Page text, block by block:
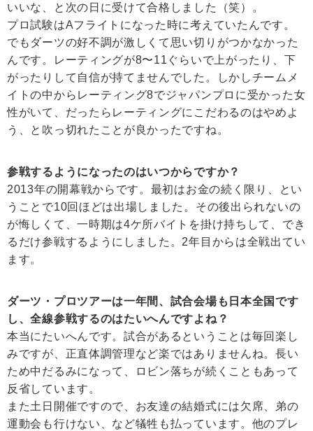
いいな、と次の日に受けて合格しました（笑）。
プロ試験はAフライトになった時に考えていたんです。
でもダーツの好不調が激しくて思い切りがつかなかった
んです。レーティングが8〜11ぐらいで上がったり、下
がったりして自信が持てませんでした。しかしチームメ
イトの中からレーティング8でジャパンプロに受かった女
性がいて、だったらレーティングにこだわるのはやめよ
う、と吹っ切れたことが良かったですね。
参戦するようになったのはいつからですか？
2013年の開幕戦からです。最初はお金の続く限り、とい
うことで10回ほどは出場しました。その後出られないの
が悔しくて、一時期は4ケ所バイトを掛け持ちして、でき
るだけ参戦するようにしました。2年目からは全戦出てい
ます。
ダーツ・プロツアーは一年間、試合会場も日本全国です
し、全線参戦するのはたいへんですよね？
本当にたいへんです。試合があるということは毎回楽し
みですが、正直体調管理など楽ではありませんね。長い
ため中だるみになって、ロビン落ちが続くこともあって
反省しています。
また土日開催ですので、お友達の結婚式には欠席、弟の
運動会も行けない、など犠牲も払っています。他のプレ